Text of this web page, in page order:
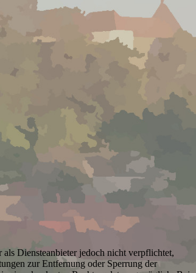
Diensteanbieter jedoch nicht verpflichtet,
zur Entfernung oder Sperrung der